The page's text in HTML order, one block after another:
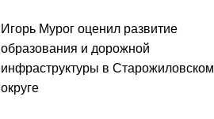
Игорь Мурог оценил развитие
образования и дорожной
инфраструктуры в Старожиловском
округе